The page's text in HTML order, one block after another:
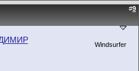
#9
Windsurfer